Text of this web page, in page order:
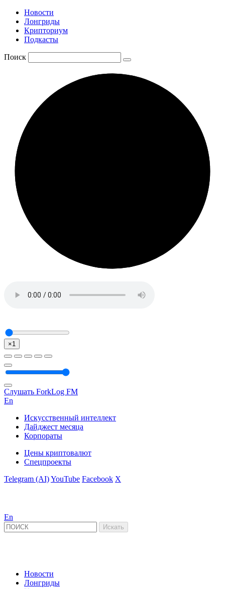
Новости
Лонгриды
Крипториум
Подкасты
Поиск
×1
Слушать ForkLog FM
En
Искусственный интеллект
Дайджест месяца
Корпораты
Цены криптовалют
Спецпроекты
Telegram (AI)YouTube Facebook X
En
Новости
Лонгриды